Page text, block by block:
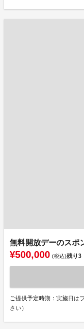
無料開放デーのスポ
¥500,000 (税込)残り3
ご提供予定時期：実施日は
さい）